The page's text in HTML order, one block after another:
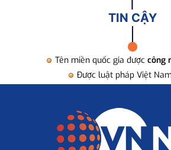
TIN CẬY
Tên miền quốc gia được công
Được luật pháp Việt